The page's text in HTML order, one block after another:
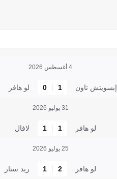
4 أغسطس 2026
إبسويتش تاون 1
0 لو هافر
31 يوليو 2026
لو هافر 1
1 لافال
25 يوليو 2026
لو هافر 2
1 ريد ستار